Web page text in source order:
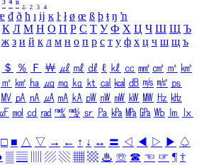
³ ⁴ ⁿ ₁ ₂ ₃ ₄
đ ð ħ ı ĳ ĸ ŀ ł ø œ ß þ ŧ ŋ ŉ
К Л М Н О П Р С Т У Ф Х Ц Ч Ш Щ Ъ
ж з и й к л м н о п р с т у ф х ц ч ш щ ъ
＄ ％ Ｆ ￦ ㎕ ㎖ ㎗ ℓ ㎘ ㏄ ㎣ ㎤ ㎥ ㎦
㎡ ㎢ ㏊ ㎍ ㎎ ㎏ ㏏ ㎈ ㎉ ㏈ ㎧ ㎨ ㎰
㎹ ㎀ ㎁ ㎂ ㎃ ㎄ ㎺ ㎻ ㎽ ㎾ ㎿ ㎐ ㎑
㏖ ㏅ ㎭ ㎮ ㎯ ㏛ ㎩ ㎪ ㎫ ㎬ ㏝ ㏐
㏓
□ ■ △ ▽ → ← ↑ ↓ ↔ 〓 ◁ ◀ ▷ ▶ ♤
▒ ▤ ▨ ▧ ▦ ▩ ♨ ☏ ☎ ☜ ☞ ¶ †